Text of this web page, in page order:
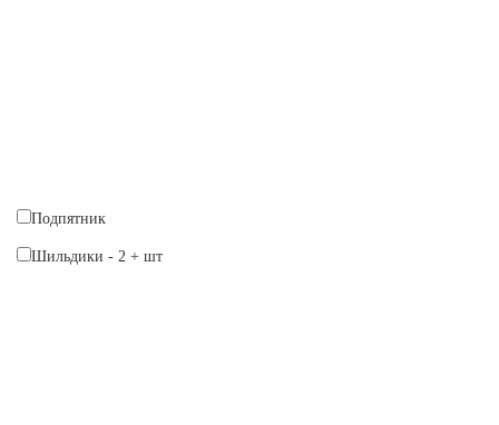
Подпятник
Шильдики - 2 + шт